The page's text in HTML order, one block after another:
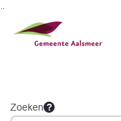
Zoeken